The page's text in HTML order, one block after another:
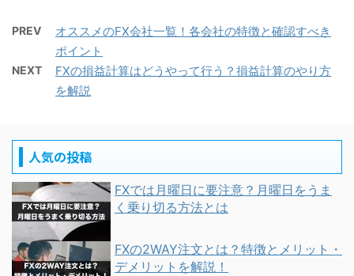
PREV
オススメのFX会社一覧！各会社の特徴と確認すべき
ポイント
NEXT
FXの損益計算はどうやって行う？損益計算のやり方
を解説
人気の投稿
FXでは月曜日に要注意？月曜日をうま
く乗り切る方法とは
FXの2WAY注文とは？特徴とメリット・
デメリットを解説！